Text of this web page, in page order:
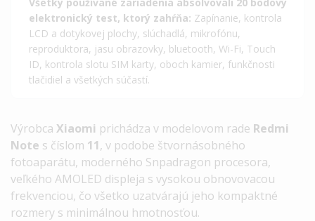
elektronický test, ktorý zahŕňa: Zapínanie, kontrola
LCD a dotykovej plochy, slúchadlá, mikrofónu,
reproduktora, jasu obrazovky, bluetooth, Wi-Fi, Touch
ID, kontrola slotu SIM karty, oboch kamier, funkčnosti
tlačidiel a všetkých súčastí.
Výrobca Xiaomi prichádza v modelovom rade Redmi
Note s číslom 11, v podobe štvornásobného
fotoaparátu, moderného Snpadragon procesora,
veľkého AMOLED displeja s vysokou obnovovacou
frekvenciou, čo všetko uzatvárajú jeho kompaktné
rozmery s minimálnou hmotnosťou.